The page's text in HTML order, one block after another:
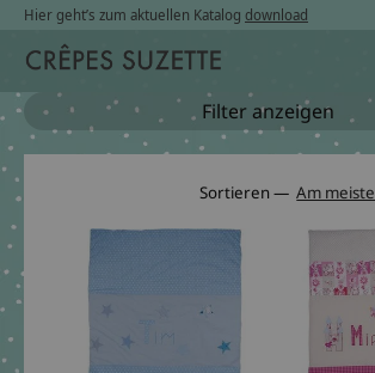
Hier geht’s zum aktuellen Katalog download
Filter anzeigen
Sortieren — Am